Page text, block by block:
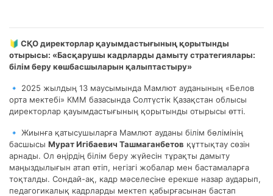
🔰 СҚО директорлар қауымдастығының қорытынды
отырысы: «Басқарушы кадрларды дамыту стратегиялары:
білім беру көшбасшыларын қалыптастыру»
🔹 2025 жылдың 13 маусымында Мамлют ауданының «Белов
орта мектебі» КММ базасында Солтүстік Қазақстан облысы
директорлар қауымдастығының қорытынды отырысы өтті.
🔹 Жиынға қатысушыларға Мамлют ауданы білім бөлімінің
басшысы Мурат Игібаевич Ташмаганбетов құттықтау сөзін
арнады. Ол өңірдің білім беру жүйесін тұрақты дамыту
маңыздылығын атап өтіп, негізгі жобалар мен бастамаларға
тоқталды. Сондай-ақ, кадр мәселесіне ерекше назар аударып,
педагогикалық кадрларды мектеп қабырғасынан бастап